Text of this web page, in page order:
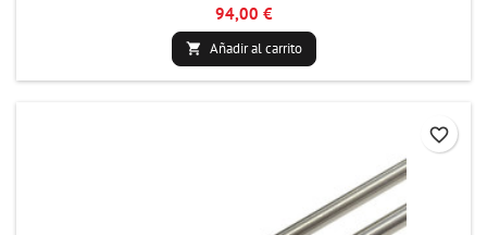
94,00 €
 Añadir al carrito
favorite_border